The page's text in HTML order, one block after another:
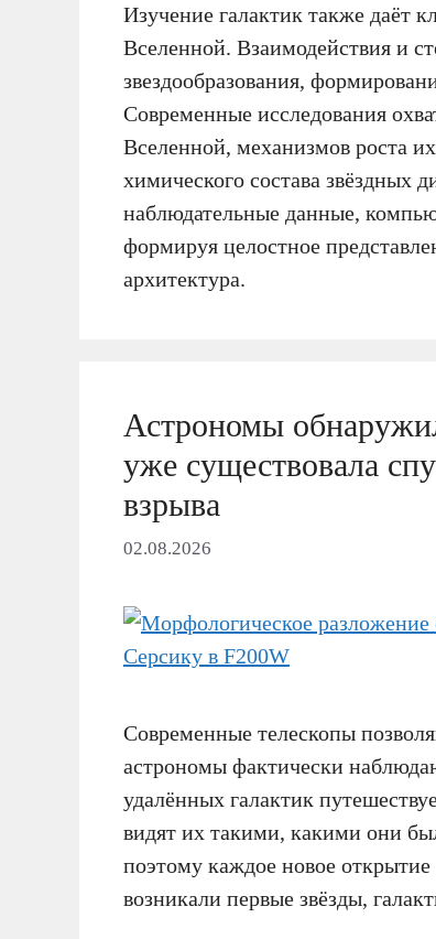
Изучение галактик также даёт
Вселенной. Взаимодействия и
звездообразования,
Современные исследования
Вселенной, механизмов роста
химического состава звёздных
наблюдательные данные,
формируя целостное
архитектура.
Астрономы
уже существовала
взрыва
02.08.2026
Современные телескопы
астрономы фактически
удалённых галактик
видят их такими, какими они
поэтому каждое новое
возникали первые звёзды,